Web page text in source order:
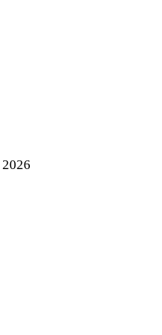
2026